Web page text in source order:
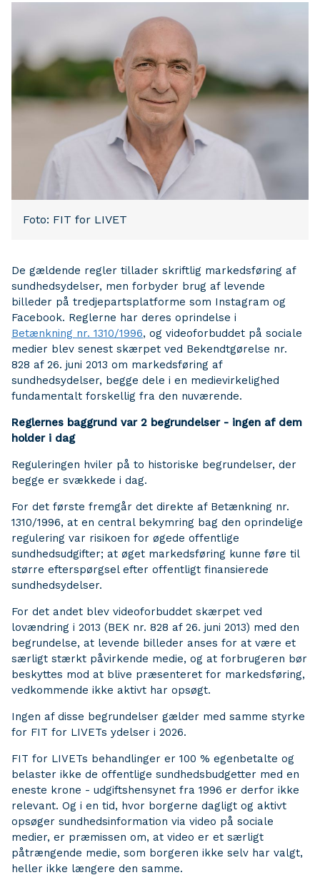
Foto: FIT for LIVET
De gældende regler tillader skriftlig markedsføring af
sundhedsydelser, men forbyder brug af levende
billeder på tredjepartsplatforme som Instagram og
Facebook. Reglerne har deres oprindelse i
Betænkning nr. 1310/1996, og videoforbuddet på sociale
medier blev senest skærpet ved Bekendtgørelse nr.
828 af 26. juni 2013 om markedsføring af
sundhedsydelser, begge dele i en medievirkelighed
fundamentalt forskellig fra den nuværende.
Reglernes baggrund var 2 begrundelser - ingen af dem
holder i dag
Reguleringen hviler på to historiske begrundelser, der
begge er svækkede i dag.
For det første fremgår det direkte af Betænkning nr.
1310/1996, at en central bekymring bag den oprindelige
regulering var risikoen for øgede offentlige
sundhedsudgifter; at øget markedsføring kunne føre til
større efterspørgsel efter offentligt finansierede
sundhedsydelser.
For det andet blev videoforbuddet skærpet ved
lovændring i 2013 (BEK nr. 828 af 26. juni 2013) med den
begrundelse, at levende billeder anses for at være et
særligt stærkt påvirkende medie, og at forbrugeren bør
beskyttes mod at blive præsenteret for markedsføring,
vedkommende ikke aktivt har opsøgt.
Ingen af disse begrundelser gælder med samme styrke
for FIT for LIVETs ydelser i 2026.
FIT for LIVETs behandlinger er 100 % egenbetalte og
belaster ikke de offentlige sundhedsbudgetter med en
eneste krone - udgiftshensynet fra 1996 er derfor ikke
relevant. Og i en tid, hvor borgerne dagligt og aktivt
opsøger sundhedsinformation via video på sociale
medier, er præmissen om, at video er et særligt
påtrængende medie, som borgeren ikke selv har valgt,
heller ikke længere den samme.